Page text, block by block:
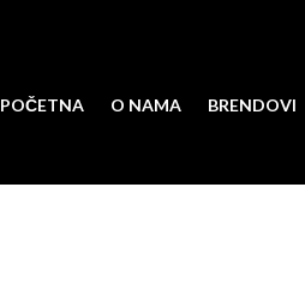
POČETNA O NAMA BRENDOVI